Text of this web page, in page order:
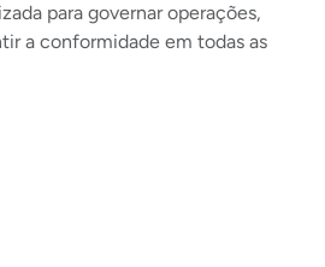
para governar operações,
a conformidade em todas as